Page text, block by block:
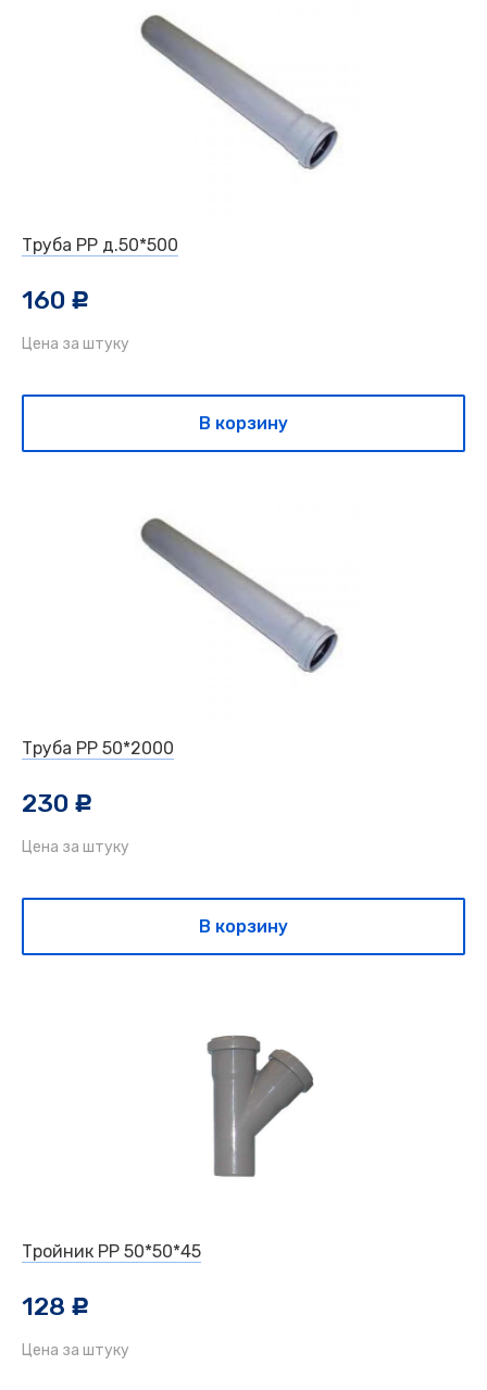
Труба РР д.50*500
160 c
Цена за штуку
В корзину
Труба PP 50*2000
230 c
Цена за штуку
В корзину
Тройник РР 50*50*45
128 c
Цена за штуку